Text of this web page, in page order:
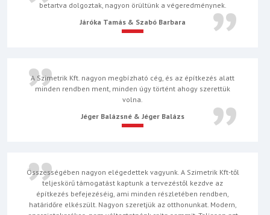
betartva dolgoztak, nagyon örültünk a végeredménynek.
Járóka Tamás & Szabó Barbara
A Szimetrik Kft. nagyon megbízható cég, és az építkezés alatt
minden rendben ment, minden úgy történt ahogy szerettük
volna.
Jéger Balázsné & Jéger Balázs
Összességében nagyon elégedettek vagyunk. A Szimetrik Kft-től
teljeskörű támogatást kaptunk a tervezéstől kezdve az
építkezés befejezéséig, ami minden részletében rendben,
határidőre elkészült. Nagyon szeretjük az otthonunkat. Modern,